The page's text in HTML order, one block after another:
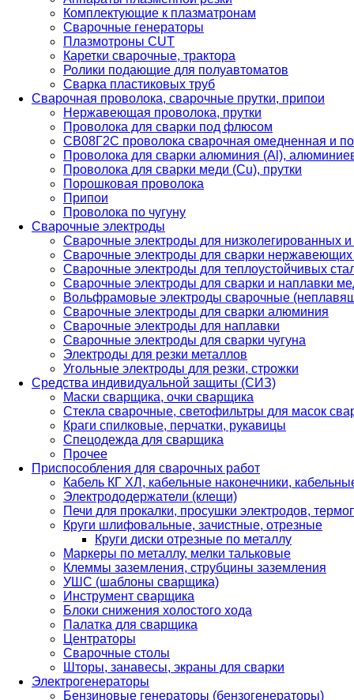
Комплектующие к плазматронам
Сварочные генераторы
Плазмотроны CUT
Каретки сварочные, трактора
Ролики подающие для полуавтоматов
Сварка пластиковых труб
Сварочная проволока, сварочные прутки, припои
Нержавеющая проволока, прутки
Проволока для сварки под флюсом
СВ08Г2С проволока сварочная омедненная и
Проволока для сварки алюминия (Al),
Проволока для сварки меди (Cu), прутки
Порошковая проволока
Припои
Проволока по чугуну
Сварочные электроды
Сварочные электроды для низколегированных и
Сварочные электроды для сварки
Сварочные электроды для теплоустойчивых
Сварочные электроды для сварки и наплавки
Вольфрамовые электроды сварочные
Сварочные электроды для сварки алюминия
Сварочные электроды для наплавки
Сварочные электроды для сварки чугуна
Электроды для резки металлов
Угольные электроды для резки, строжки
Средства индивидуальной защиты (СИЗ)
Маски сварщика, очки сварщика
Стекла сварочные, светофильтры для масок
Краги спилковые, перчатки, рукавицы
Спецодежда для сварщика
Прочее
Приспособления для сварочных работ
Кабель КГ ХЛ, кабельные наконечники,
Электрододержатели (клещи)
Печи для прокалки, просушки электродов,
Круги шлифовальные, зачистные, отрезные
Круги диски отрезные по металлу
Маркеры по металлу, мелки тальковые
Клеммы заземления, струбцины заземления
УШС (шаблоны сварщика)
Инструмент сварщика
Блоки снижения холостого хода
Палатка для сварщика
Центраторы
Сварочные столы
Шторы, занавесы, экраны для сварки
Электрогенераторы
Бензиновые генераторы (бензогенераторы)